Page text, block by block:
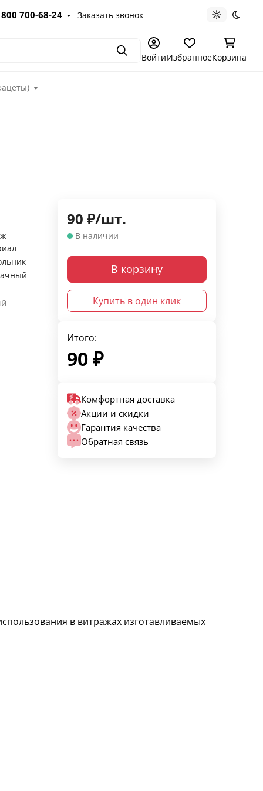
700-68-24 Заказать звонок Светлая
ПоискВойтиИзбранноеКорзина
90 ₽/шт.
В наличии
В корзину
Купить в один клик
Итого:
90₽
Комфортная доставка
Акции и скидки
Гарантия качества
Обратная связь
в витражах изготавливаемых